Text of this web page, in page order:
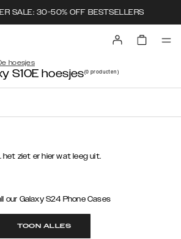
SALE: 30-50% OFF BESTSELLERS
hoesjes
S10E hoesjes(0producten)
het ziet er hier wat leeg uit.
our Galaxy S24 Phone Cases
TOON ALLES